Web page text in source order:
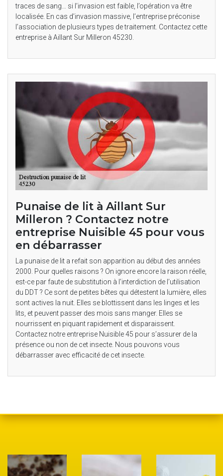
traces de sang… si l’invasion est faible, l’opération va être
localisée. En cas d’invasion massive, l’entreprise préconise
l’association de plusieurs types de traitement. Contactez cette
entreprise à Aillant Sur Milleron 45230.
Punaise de lit à Aillant Sur
Milleron ? Contactez notre
entreprise Nuisible 45 pour vous
en débarrasser
La punaise de lit a refait son apparition au début des années
2000. Pour quelles raisons ? On ignore encore la raison réelle,
est-ce par faute de substitution à l’interdiction de l’utilisation
du DDT ? Ce sont de petites bêtes qui détestent la lumière, elles
sont actives la nuit. Elles se blottissent dans les linges et les
lits, et peuvent passer des mois sans manger. Elles se
nourrissent en piquant rapidement et disparaissent.
Contactez notre entreprise Nuisible 45 pour s’assurer de la
présence ou non de cet insecte. Nous pouvons vous
débarrasser avec efficacité de cet insecte.